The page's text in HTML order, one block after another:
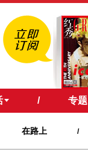
/ 专题
在路上 /